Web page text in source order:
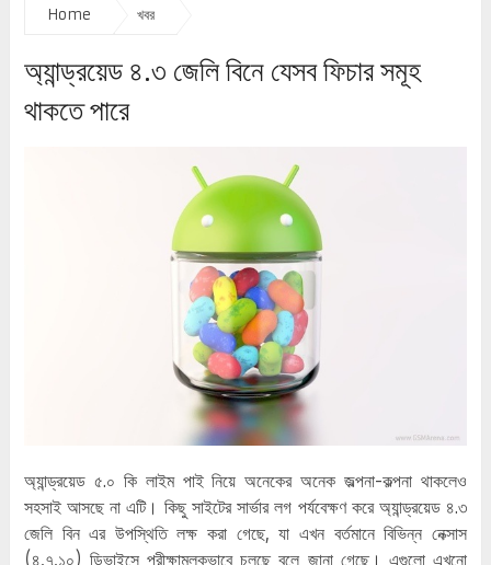
Home খবর
অ্যান্ড্রয়েড ৪.৩ জেলি বিনে যেসব ফিচার সমূহ
থাকতে পারে
অ্যান্ড্রয়েড ৫.০ কি লাইম পাই নিয়ে অনেকের অনেক জল্পনা-কল্পনা থাকলেও
সহসাই আসছে না এটি। কিছু সাইটের সার্ভার লগ পর্যবেক্ষণ করে অ্যান্ড্রয়েড ৪.৩
জেলি বিন এর উপস্থিতি লক্ষ করা গেছে, যা এখন বর্তমানে বিভিন্ন নেক্সাস
(৪,৭,১০) ডিভাইসে পরীক্ষামূলকভাবে চলছে বলে জানা গেছে। এগুলো এখনো